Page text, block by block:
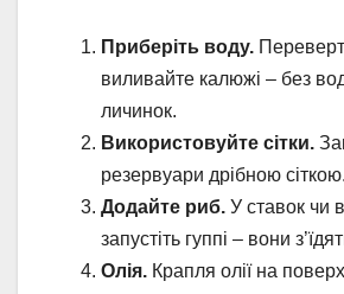
Приберіть воду.
виливайте калюжі – без
личинок.
Використовуйте сітки.
резервуари дрібною сіткою.
Додайте риб. У ставок чи
запустіть гуппі – вони
Олія. Крапля олії на